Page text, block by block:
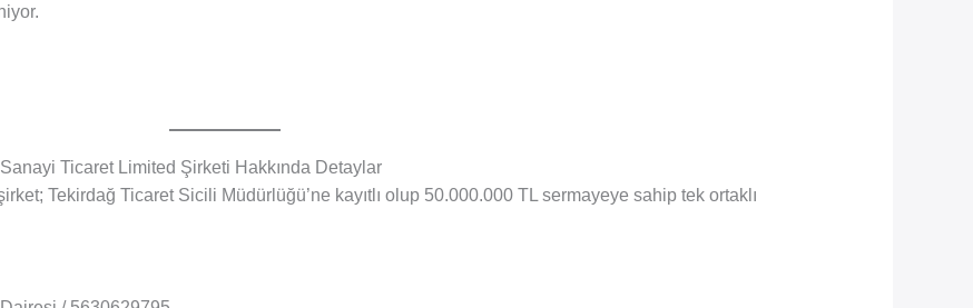
Ticaret Limited Şirketi Hakkında Detaylar
Tekirdağ Ticaret Sicili Müdürlüğü’ne kayıtlı olup 50.000.000 TL sermayeye sahip tek ortaklı